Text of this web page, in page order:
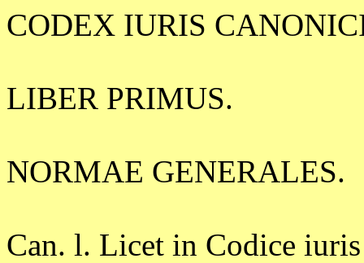
CODEX IURIS
LIBER PRIMUS.
NORMAE GENERALES.
Can. l. Licet in Codice